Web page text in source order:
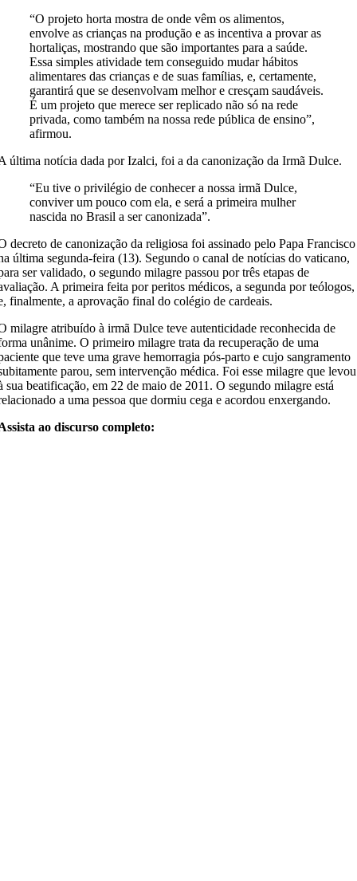
“O projeto horta mostra de onde vêm os alimentos,
envolve as crianças na produção e as incentiva a provar as
hortaliças, mostrando que são importantes para a saúde.
Essa simples atividade tem conseguido mudar hábitos
alimentares das crianças e de suas famílias, e, certamente,
garantirá que se desenvolvam melhor e cresçam saudáveis.
É um projeto que merece ser replicado não só na rede
privada, como também na nossa rede pública de ensino”,
afirmou.
última notícia dada por Izalci, foi a da canonização da Irmã Dulce.
“Eu tive o privilégio de conhecer a nossa irmã Dulce,
conviver um pouco com ela, e será a primeira mulher
nascida no Brasil a ser canonizada”.
decreto de canonização da religiosa foi assinado pelo Papa Francisco
última segunda-feira (13). Segundo o canal de notícias do vaticano,
ser validado, o segundo milagre passou por três etapas de
A primeira feita por peritos médicos, a segunda por teólogos,
finalmente, a aprovação final do colégio de cardeais.
milagre atribuído à irmã Dulce teve autenticidade reconhecida de
unânime. O primeiro milagre trata da recuperação de uma
que teve uma grave hemorragia pós-parto e cujo sangramento
parou, sem intervenção médica. Foi esse milagre que levou
sua beatificação, em 22 de maio de 2011. O segundo milagre está
a uma pessoa que dormiu cega e acordou enxergando.
ao discurso completo: